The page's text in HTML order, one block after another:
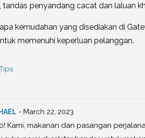
tandas penyandang cacat dan laluan
kemudahan yang disediakan di
memenuhi keperluan pelanggan.
- March 22, 2023
Kami, makanan dan pasangan